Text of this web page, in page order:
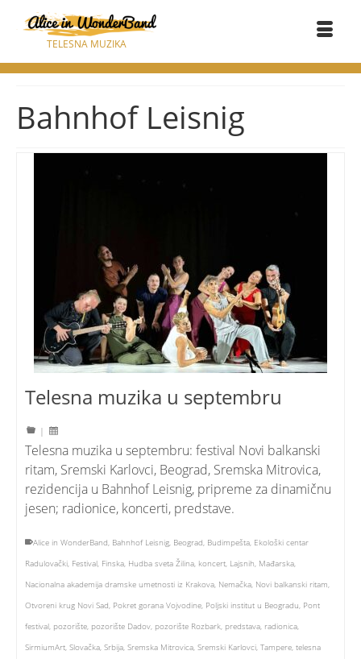
TELESNA MUZIKA
Bahnhof Leisnig
Telesna muzika u septembru
|
Telesna muzika u septembru: festival Novi balkanski
ritam, Sremski Karlovci, Beograd, Sremska Mitrovica,
rezidencija u Bahnhof Leisnig, pripreme za dinamičnu
jesen; radionice, koncerti, predstave.
Alice in WonderBand, Bahnhof Leisnig, Beograd, Budimpešta, Ekološki centar
Radulovački, Festival, Finska, Hudba sveta Žilina, koncert, Lajsnih, Mađarska,
Nacionalna akademija dramske umetnosti iz Krakova, Nemačka, Novi balkanski ritam,
Otvoreni krug Novi Sad, Pokret gorana Vojvodine, Poljski institut u Beogradu, Pont
festival, pozorište, pozorište Dadov, pozorište Rozbark, predstava, radionica,
SirmiumArt, Slovačka, Srbija, Sremska Mitrovica, Sremski Karlovci, Tampere, telesna